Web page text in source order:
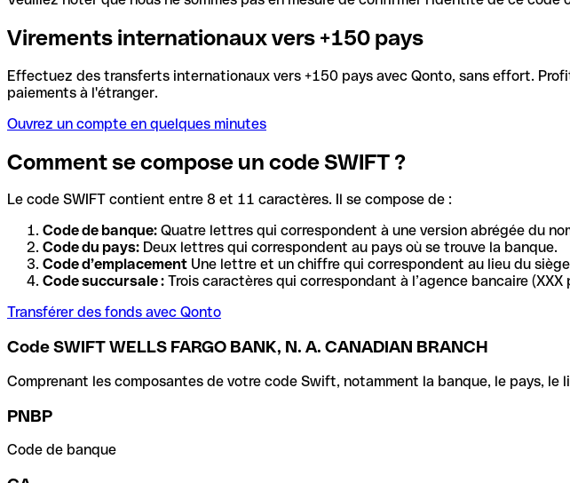
Virements internationaux vers +150 pays
Effectuez des transferts internationaux vers +150 pays avec Qonto, sans effort.
paiements à l'étranger.
Ouvrez un compte en quelques minutes
Comment se compose un code SWIFT ?
Le code SWIFT contient entre 8 et 11 caractères. Il se compose de :
Code de banque: Quatre lettres qui correspondent à une version abrégée du
Code du pays: Deux lettres qui correspondent au pays où se trouve la banque.
Code d’emplacement Une lettre et un chiffre qui correspondent au lieu du
Code succursale : Trois caractères qui correspondant à l’agence bancaire (XXX
Transférer des fonds avec Qonto
Code SWIFT WELLS FARGO BANK, N. A. CANADIAN BRANCH
Comprenant les composantes de votre code Swift, notamment la banque, le pays, le
PNBP
Code de banque